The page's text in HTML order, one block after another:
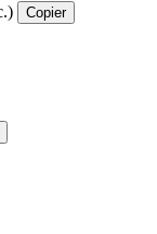
Copier